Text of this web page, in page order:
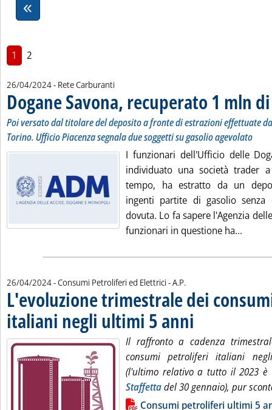
1 2
26/04/2024- Rete Carburanti
Dogane Savona, recuperato 1 mln
Poi versato dal titolare del deposito a fronte di estrazioni effettuate
Torino. Ufficio Piacenza segnala due soggetti su gasolio agevolato
I funzionari dell'Ufficio delle
individuato una società trader
tempo, ha estratto da un
ingenti partite di gasolio senza
dovuta. Lo fa sapere l'Agenzia
funzionari in questione ha...
26/04/2024- Consumi Petroliferi ed Elettrici -di:
A.P.
L'evoluzione trimestrale dei
italiani negli ultimi 5 anni
Il raffronto a cadenza
consumi petroliferi italiani
(l'ultimo relativo a tutto il 2023
Staffettadel 30 gennaio), pur
Lista allegati PDF alla notiziaConsumi petroliferi ultimi 5